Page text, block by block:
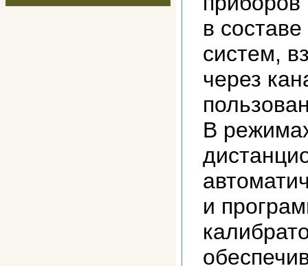
в
систем,
через
В
и